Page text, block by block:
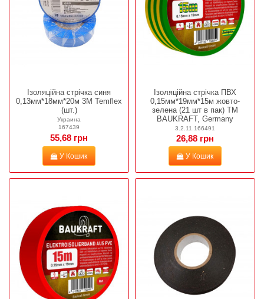
Ізоляційна стрічка синя
0,13мм*18мм*20м 3М Temflex
(шт.)
Украина
167439
55,68 грн
У Кошик
Ізоляційна стрічка ПВХ
0,15мм*19мм*15м жовто-
зелена (21 шт в пак) TM
BAUKRAFT, Germany
3.2.11.166491
26,88 грн
У Кошик